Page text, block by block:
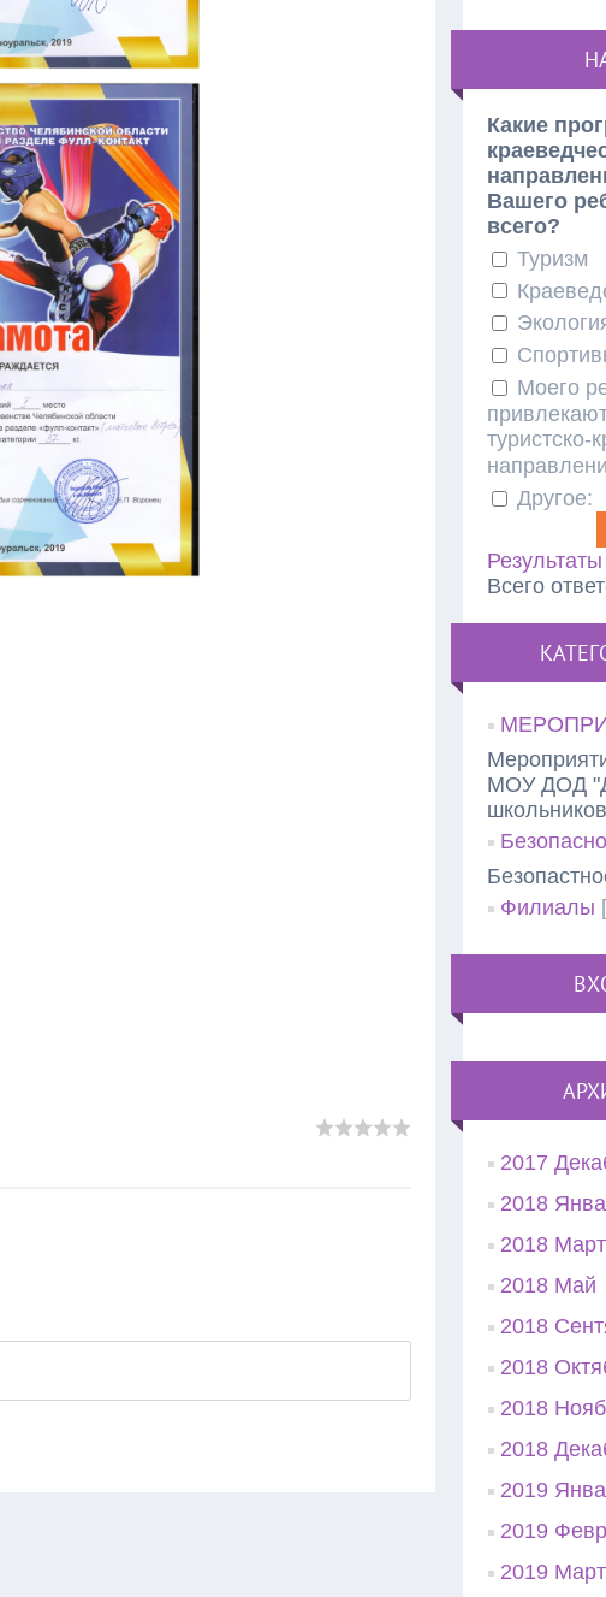
Какие
Вашего
всего?
Туризм
Моего
туристско-
Другое:
Результаты
Всего
МОУ ДОД
Филиалы
2017
2018
2018 Март
2018 Май
2018
2018
2018
2018
2019
2019
2019 Март